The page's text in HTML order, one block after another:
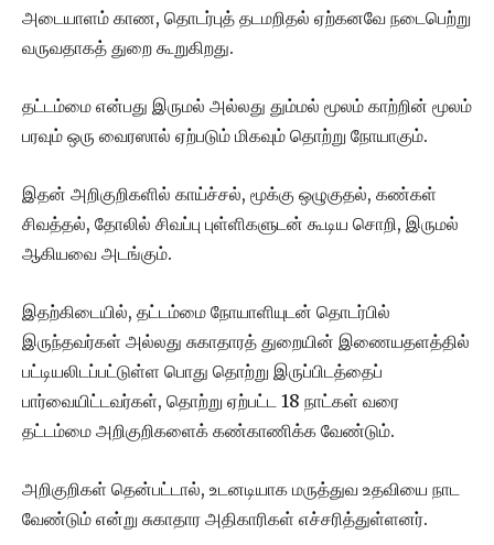
அடையாளம் காண, தொடர்புத் தடமறிதல் ஏற்கனவே நடைபெற்று
வருவதாகத் துறை கூறுகிறது.
தட்டம்மை என்பது இருமல் அல்லது தும்மல் மூலம் காற்றின் மூலம்
பரவும் ஒரு வைரஸால் ஏற்படும் மிகவும் தொற்று நோயாகும்.
இதன் அறிகுறிகளில் காய்ச்சல், மூக்கு ஒழுகுதல், கண்கள்
சிவத்தல், தோலில் சிவப்பு புள்ளிகளுடன் கூடிய சொறி, இருமல்
ஆகியவை அடங்கும்.
இதற்கிடையில், தட்டம்மை நோயாளியுடன் தொடர்பில்
இருந்தவர்கள் அல்லது சுகாதாரத் துறையின் இணையதளத்தில்
பட்டியலிடப்பட்டுள்ள பொது தொற்று இருப்பிடத்தைப்
பார்வையிட்டவர்கள், தொற்று ஏற்பட்ட 18 நாட்கள் வரை
தட்டம்மை அறிகுறிகளைக் கண்காணிக்க வேண்டும்.
அறிகுறிகள் தென்பட்டால், உடனடியாக மருத்துவ உதவியை நாட
வேண்டும் என்று சுகாதார அதிகாரிகள் எச்சரித்துள்ளனர்.